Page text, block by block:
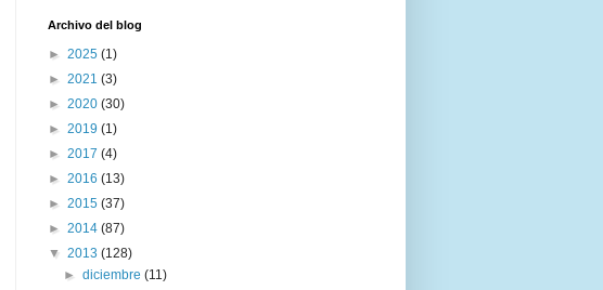
Archivo del blog
► 2025 (1)
► 2021 (3)
► 2020 (30)
► 2019 (1)
► 2017 (4)
► 2016 (13)
► 2015 (37)
► 2014 (87)
▼ 2013 (128)
►diciembre(11)